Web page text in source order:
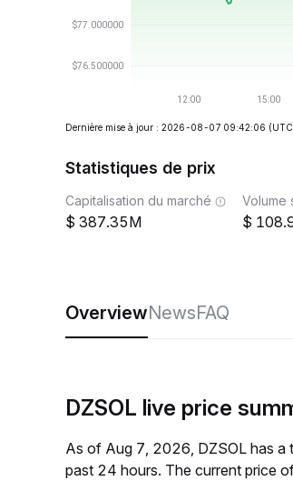
Dernière mise à jour : 2026-08-07 09:42:06
Statistiques de prix
Capitalisation du marché
387.35M
Volume
OverviewNewsFAQ
DZSOL live price
As of Aug 7, 2026, DZSOL has
past 24 hours. The current price